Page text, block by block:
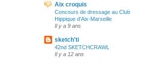
Aix croquis
Concours de dressage au Club
Hippique d'Aix-Marseille
Il y a 9 ans
sketch'ti
42nd SKETCHCRAWL
Il y a 12 ans